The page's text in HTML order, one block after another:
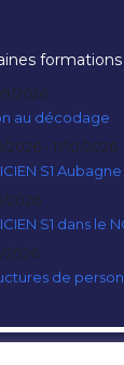
formations
2026
au décodage
2026 - 11/10/2026
S1
2026
S1 dans
2026
de